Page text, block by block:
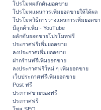
โปรโมทผลักดันยอดขาย
โปรโมทแผนการเพิ่มยอดขายให้ได้ผล
โปรโมทวิธีการวางแผนการเพิ่มยอดข
มีลูกค้าเพิ่ม - YouTube
ผลักดันยอดขายโปรโมทฟรี
ประกาศฟรีเพิ่มยอดขาย
ลงประกาศเพิ่มยอดขาย
ฝากร้านฟรีเพิ่มยอดขาย
ลงประกาศฟรีใหม่ ๆ เพิ่มยอดขาย
เว็บประกาศฟรีเพิ่มยอดขาย
Post ฟรี
ประกาศขายของฟรี
ประกาศฟรี